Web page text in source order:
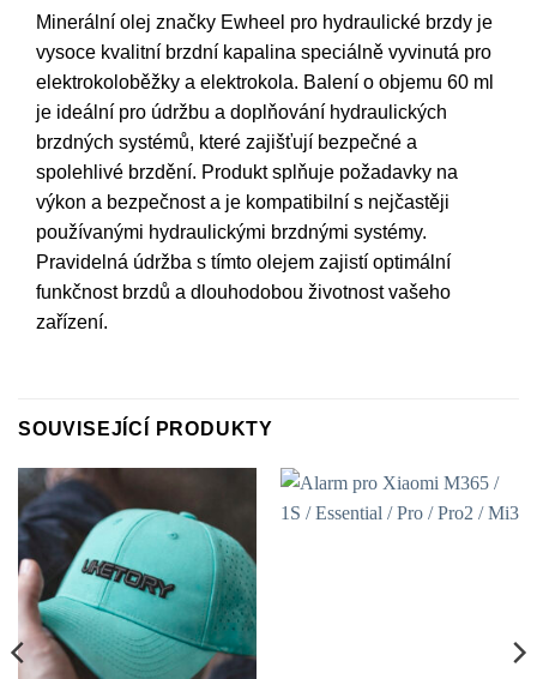
Minerální olej značky Ewheel pro hydraulické brzdy je
vysoce kvalitní brzdní kapalina speciálně vyvinutá pro
elektrokoloběžky a elektrokola. Balení o objemu 60 ml
je ideální pro údržbu a doplňování hydraulických
brzdných systémů, které zajišťují bezpečné a
spolehlivé brzdění. Produkt splňuje požadavky na
výkon a bezpečnost a je kompatibilní s nejčastěji
používanými hydraulickými brzdnými systémy.
Pravidelná údržba s tímto olejem zajistí optimální
funkčnost brzdů a dlouhodobou životnost vašeho
zařízení.
SOUVISEJÍCÍ PRODUKTY